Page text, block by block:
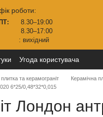
роботи:
8.30–19:00
8.30–17:00
: вихідний
Угода користувача
та керамограніт
Керамічна
6*25/0,48*32*0,015
Лондон